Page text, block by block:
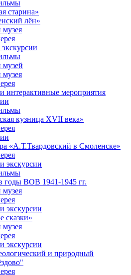
старина»
лён»
музея
музей
музея
интерактивные мероприятия
кузница XVII века»
«А.Т.Твардовский в Смоленске»
экскурсии
годы ВОВ 1941-1945 гг.
музея
экскурсии
сказки»
музея
экскурсии
и природный